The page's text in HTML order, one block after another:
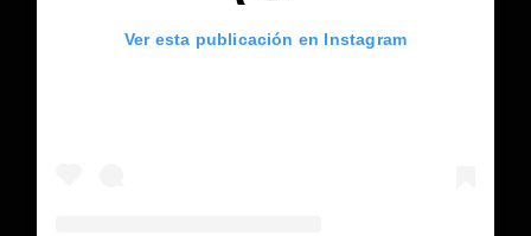
Ver esta publicación en Instagram